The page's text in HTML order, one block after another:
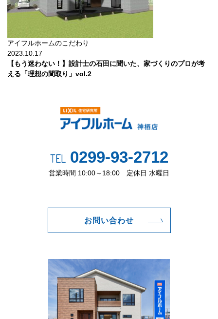
アイフルホームのこだわり
2023.10.17
【もう迷わない！】設計士の石田に聞いた、家づくりのプロが考
える「理想の間取り」vol.2
TEL0299-93-2712
営業時間 10:00～18:00 定休日 水曜日
お問い合わせ